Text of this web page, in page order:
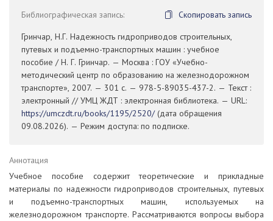
Библиографическая запись:
Скопировать запись
Гринчар, Н.Г. Надежность гидроприводов строительных,
путевых и подъемно-транспортных машин : учебное
пособие / Н. Г. Гринчар. — Москва : ГОУ «Учебно-
методический центр по образованию на железнодорожном
транспорте», 2007. — 301 с. — 978-5-89035-437-2. — Текст :
электронный // УМЦ ЖДТ : электронная библиотека. — URL:
https://umczdt.ru/books/1195/2520/(дата обращения
09.08.2026). — Режим доступа: по подписке.
Аннотация
Учебное пособие содержит теоретические и прикладные
материалы по надежности гидроприводов строительных, путевых
и подъемно-транспортных машин, используемых на
железнодорожном транспорте. Рассматриваются вопросы выбора